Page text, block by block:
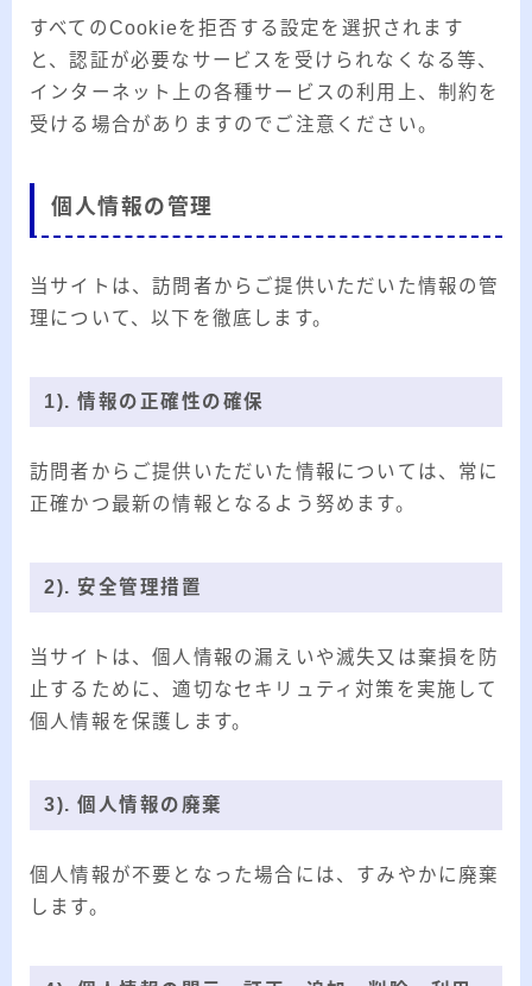
すべてのCookieを拒否する設定を選択されます
と、認証が必要なサービスを受けられなくなる等、
インターネット上の各種サービスの利用上、制約を
受ける場合がありますのでご注意ください。
個人情報の管理
当サイトは、訪問者からご提供いただいた情報の管
理について、以下を徹底します。
1). 情報の正確性の確保
訪問者からご提供いただいた情報については、常に
正確かつ最新の情報となるよう努めます。
2). 安全管理措置
当サイトは、個人情報の漏えいや滅失又は棄損を防
止するために、適切なセキリュティ対策を実施して
個人情報を保護します。
3). 個人情報の廃棄
個人情報が不要となった場合には、すみやかに廃棄
します。